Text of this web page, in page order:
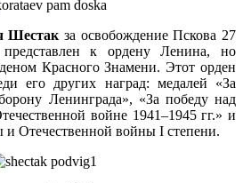
Шестак за освобождение Пскова 27
к ордену Ленина, но
Красного Знамени. Этот орден
его других наград: медалей «За
Ленинграда», «За победу над
войне 1941–1945 гг.» и
и Отечественной войны I степени.